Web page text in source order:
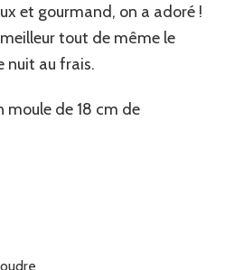
et gourmand, on a adoré !
tout de même le
nuit au frais.
moule de 18 cm de